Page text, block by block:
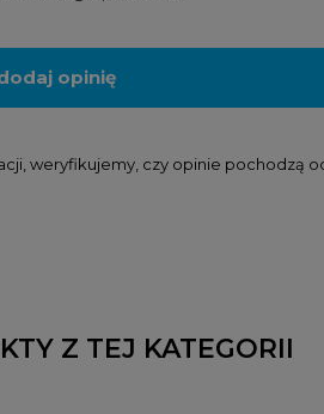
opinię
weryfikujemy, czy opinie pochodzą
Z TEJ KATEGORII